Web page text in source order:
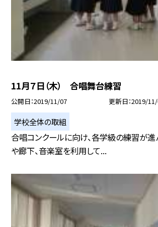
11月７日（木） 合唱舞台練習
公開日 2019/11/07 更新日 2019/
学校全体の取組
合唱コンクールに向け、各学級の練習が進
や廊下、音楽室を利用して...